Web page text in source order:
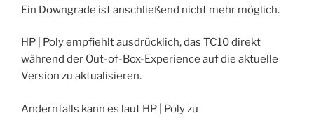
Ein Downgrade ist anschließend nicht mehr möglich.
HP | Poly empfiehlt ausdrücklich, das TC10 direkt
während der Out-of-Box-Experience auf die aktuelle
Version zu aktualisieren.
Andernfalls kann es laut HP | Poly zu